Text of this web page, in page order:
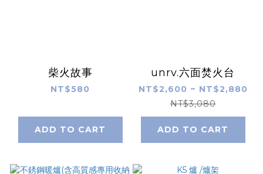
柴火故事
NT$580
ADD TO CART
unrv.六面焚火台
NT$2,600 ~ NT$2,880
NT$3,080
ADD TO CART